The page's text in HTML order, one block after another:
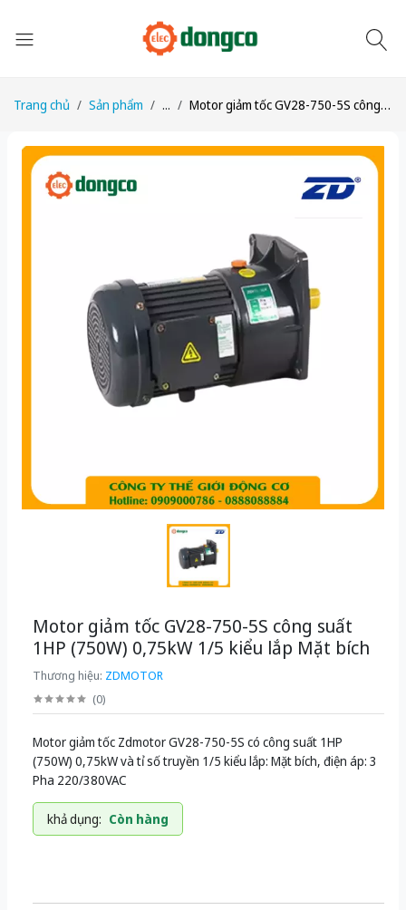
Trang chủ Sản phẩm ... Motor giảm tốc GV28-750-5S công suất 1HP (750W) 0,75kW 1/5 kiểu lắp Mặt bích
Motor giảm tốc GV28-750-5S công suất
1HP (750W) 0,75kW 1/5 kiểu lắp Mặt bích
Thương hiệu: ZDMOTOR
(0)
Motor giảm tốc Zdmotor GV28-750-5S có công suất 1HP
(750W) 0,75kW và tỉ số truyền 1/5 kiểu lắp: Mặt bích, điện áp: 3
Pha 220/380VAC
khả dụng: Còn hàng